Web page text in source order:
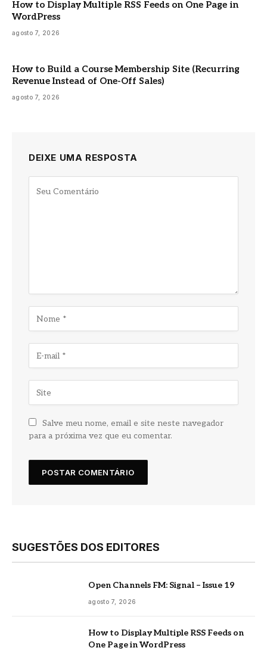
How to Display Multiple RSS Feeds on One Page in
WordPress
agosto 7, 2026
How to Build a Course Membership Site (Recurring
Revenue Instead of One-Off Sales)
agosto 7, 2026
DEIXE UMA RESPOSTA
Salve meu nome, email e site neste navegador
para a próxima vez que eu comentar.
SUGESTÕES DOS EDITORES
Open Channels FM: Signal – Issue 19
agosto 7, 2026
How to Display Multiple RSS Feeds on
One Page in WordPress